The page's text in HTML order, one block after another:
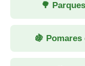
🌳
🍇 Pomares